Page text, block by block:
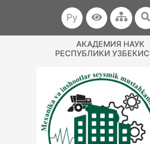
Ру
АКАДЕМИЯ НАУК
РЕСПУБЛИКИ